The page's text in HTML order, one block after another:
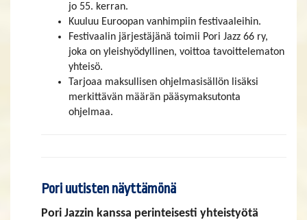
jo 55. kerran.
Kuuluu Euroopan vanhimpiin festivaaleihin.
Festivaalin järjestäjänä toimii Pori Jazz 66 ry,
joka on yleishyödyllinen, voittoa tavoittelematon
yhteisö.
Tarjoaa maksullisen ohjelmasisällön lisäksi
merkittävän määrän pääsymaksutonta
ohjelmaa.
Pori uutisten näyttämönä
Pori Jazzin kanssa perinteisesti yhteistyötä